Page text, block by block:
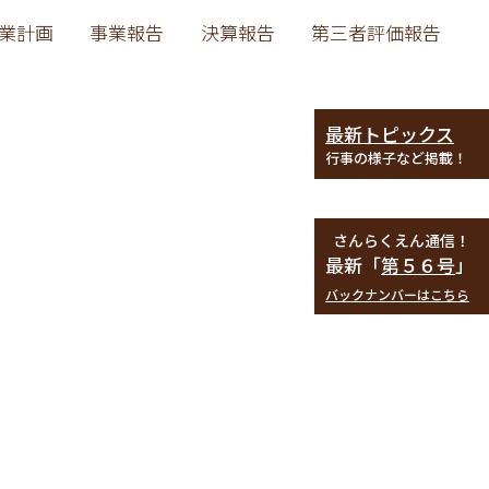
計画 事業報告 決算報告 第三者評価報告
最新トピックス
行事の様子など掲載！
さんらくえん通信！
最新「第５６号」
バックナンバーはこちら